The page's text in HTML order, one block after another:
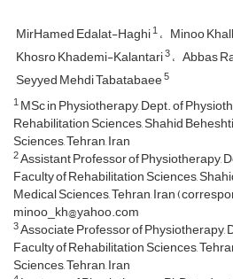
MirHamed Edalat-Haghi1 Minoo
Khosro Khademi-Kalantari3 Abbas
Seyyed Mehdi Tabatabaee5
1MSc in Physiotherapy, Dept. of
Rehabilitation Sciences, Shahid
Sciences, Tehran, Iran
2Assistant Professor of Physiotherapy,
Faculty of Rehabilitation Sciences,
Medical Sciences, Tehran, Iran
minoo_kh@yahoo.com
3Associate Professor of Physiotherapy,
Faculty of Rehabilitation Sciences,
Sciences, Tehran, Iran